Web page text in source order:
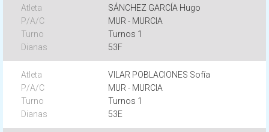
SÁNCHEZ GARCÍA Hugo
MUR - MURCIA
Turnos 1
53F
VILAR POBLACIONES Sofía
MUR - MURCIA
Turnos 1
53E